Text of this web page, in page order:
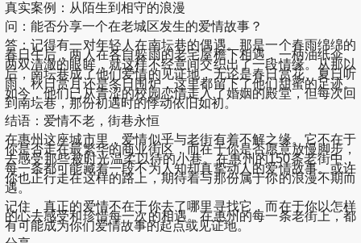
真实案例：从陌生到相守的浪漫
问：能否分享一个在老城区发生的爱情故事？
答：记得有一对年轻人在南坛巷的偶遇。那是一个春雨绵绵的
春日午后，两人在各自躲雨的老宅屋檐下相遇，一柄油纸伞、
两双清澈的眼眸，就这样不经意间交织出了一段情缘。从那以
后，南坛巷成了他们爱情的见证地，无论是春日赏花、夏日听
雨、秋日赏月还是冬日围炉，这里都留下了他们甜蜜的足迹。
如今，他们已从青涩的校园恋情走入了婚姻的殿堂，但每次回
到南坛巷，那份初遇时的悸动依旧如初。
结语：爱情不老，街巷永恒
在惠州这座城市里，爱情似乎与老街有着不解之缘。它不在于
你是否走在最繁华的商业街区，而在于你是否愿意放慢脚步，
去感受那些被时光温柔以待的小巷。在惠州的150条老街中，
每一条都可能藏着一段不为人知却真挚动人的爱情故事。或许
你也正行走在这样的路上，期待着与那份属于你的浪漫不期而
遇。
记住，真正的爱情不在于你去了哪里寻找它，而在于你以怎样
的心去感受和珍惜每一次的相遇。在惠州的每一条老街上，都
有可能成为你们爱情故事的起点或见证地。